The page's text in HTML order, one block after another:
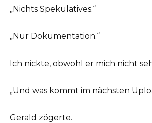
„Nichts Spekulatives.“
„Nur Dokumentation.“
Ich nickte, obwohl er mich nicht
„Und was kommt im nächsten
Gerald zögerte.